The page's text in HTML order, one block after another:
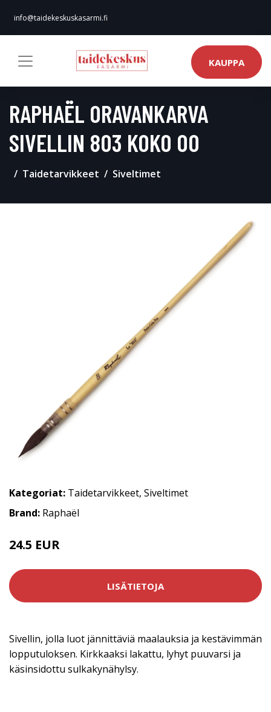
info@taidekeskuskasarmi.fi
KAUPPA
RAPHAËL ORAVANKARVA
SIVELLIN 803 KOKO 00
Taidetarvikkeet Siveltimet
Kategoriat: Taidetarvikkeet, Siveltimet
Brand: Raphaël
24.5 EUR
LISÄTIETOJA
Sivellin, jolla luot jännittäviä maalauksia ja kestävimmän
lopputuloksen. Kirkkaaksi lakattu, lyhyt puuvarsi ja
käsinsidottu sulkakynähylsy.